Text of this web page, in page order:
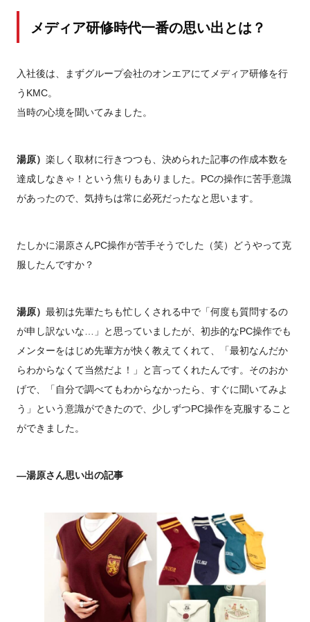
メディア研修時代一番の思い出とは？
入社後は、まずグループ会社のオンエアにてメディア研修を行
うKMC。
当時の心境を聞いてみました。
湯原） 楽しく取材に行きつつも、決められた記事の作成本数を
達成しなきゃ！という焦りもありました。PCの操作に苦手意識
があったので、気持ちは常に必死だったなと思います。
たしかに湯原さんPC操作が苦手そうでした（笑）どうやって克
服したんですか？
湯原） 最初は先輩たちも忙しくされる中で「何度も質問するの
が申し訳ないな…」と思っていましたが、初歩的なPC操作でも
メンターをはじめ先輩方が快く教えてくれて、「最初なんだか
らわからなくて当然だよ！」と言ってくれたんです。そのおか
げで、「自分で調べてもわからなかったら、すぐに聞いてみよ
う」という意識ができたので、少しずつPC操作を克服すること
ができました。
―湯原さん思い出の記事